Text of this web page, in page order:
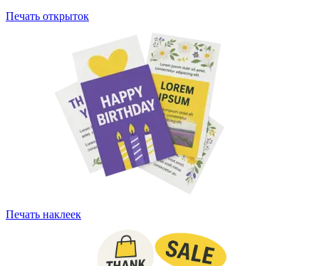
Печать открыток
Печать наклеек